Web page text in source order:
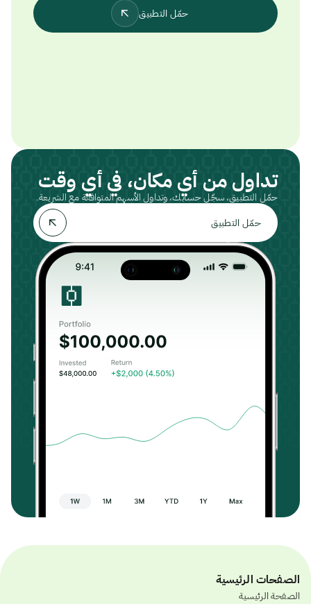
حمّل التطبيق
تداول من أي مكان، في أي وقت
حمّل التطبيق، سجّل حسابك، وتداول الأسهم المتوافقة مع الشريعة.
حمّل التطبيق
الصفحات الرئيسية
الصفحة الرئيسية